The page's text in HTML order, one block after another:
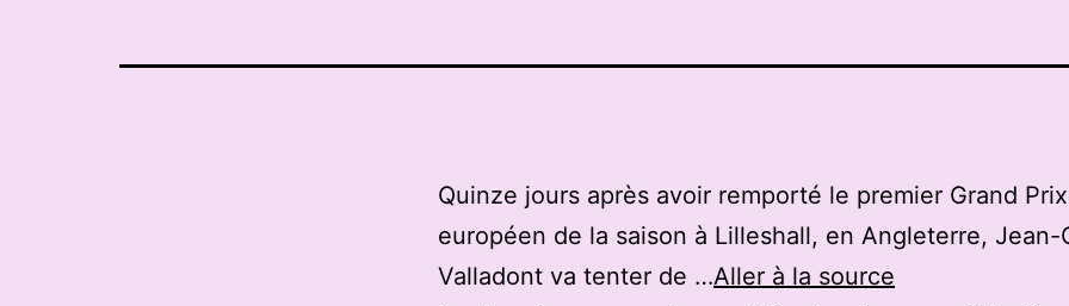
Quinze jours après avoir remporté le premier Grand Prix
européen de la saison à Lilleshall, en Angleterre, Jean-
Valladont va tenter de …Aller à la source